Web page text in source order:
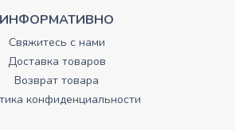
ИНФОРМАТИВНО
Свяжитесь с нами
Доставка товаров
Возврат товара
конфиденциальности